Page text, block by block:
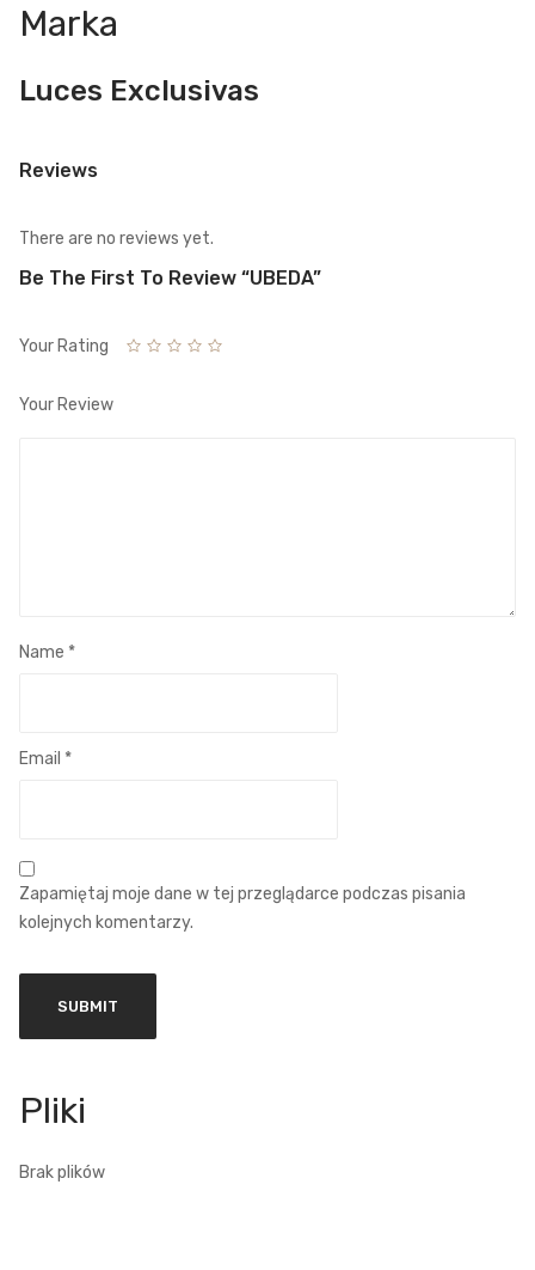
Marka
Luces Exclusivas
Reviews
There are no reviews yet.
Be The First To Review “UBEDA”
Your Rating
Your Review
Name *
Email *
Zapamiętaj moje dane w tej przeglądarce podczas pisania
kolejnych komentarzy.
Brak plików